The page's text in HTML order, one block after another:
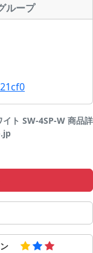
ループ
イト SW-4SP-W 商品詳